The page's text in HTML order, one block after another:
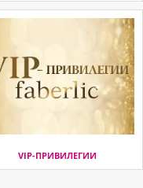
VIP-ПРИВИЛЕГИИ